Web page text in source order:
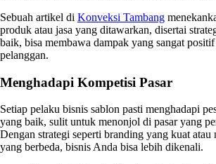
Sebuah artikel di Konveksi Tambang
produk atau jasa yang ditawarkan, disertai
baik, bisa membawa dampak yang sangat
pelanggan.
Menghadapi Kompetisi Pasar
Setiap pelaku bisnis sablon pasti menghadapi
yang baik, sulit untuk menonjol di pasar yang
Dengan strategi seperti branding yang kuat atau
yang berbeda, bisnis Anda bisa lebih dikenali.